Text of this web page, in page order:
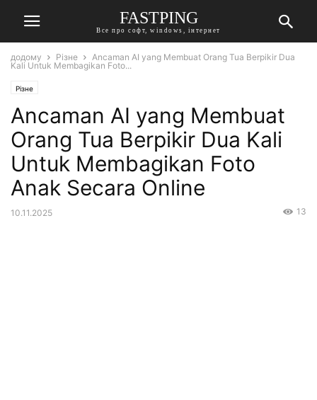
FASTPING
Все про софт, windows, інтернет
додому Різне
Ancaman AI yang Membuat Orang Tua Berpikir Dua
Kali Untuk Membagikan Foto...
Різне
Ancaman AI yang Membuat
Orang Tua Berpikir Dua Kali
Untuk Membagikan Foto
Anak Secara Online
10.11.2025 13